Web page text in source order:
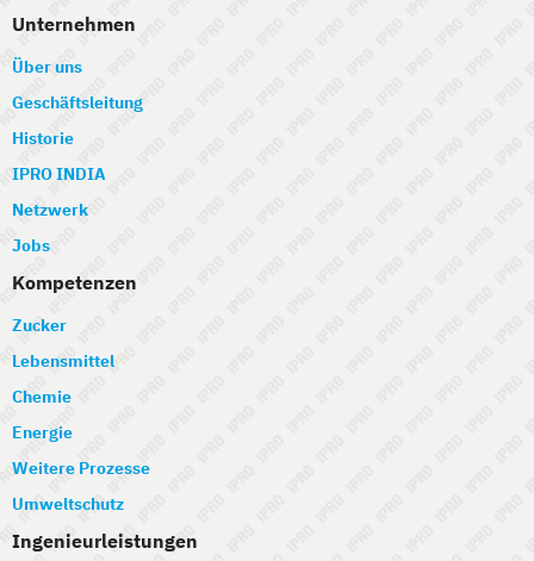
Unternehmen
Über uns
Geschäftsleitung
Historie
IPRO INDIA
Netzwerk
Jobs
Kompetenzen
Zucker
Lebensmittel
Chemie
Energie
Weitere Prozesse
Umweltschutz
Ingenieurleistungen